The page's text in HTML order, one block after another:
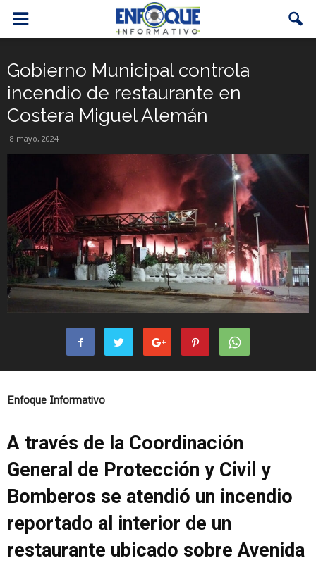
Gobierno Municipal controla
incendio de restaurante en
Costera Miguel Alemán
8 mayo, 2024
Enfoque Informativo
A través de la Coordinación
General de Protección y Civil y
Bomberos se atendió un incendio
reportado al interior de un
restaurante ubicado sobre Avenida